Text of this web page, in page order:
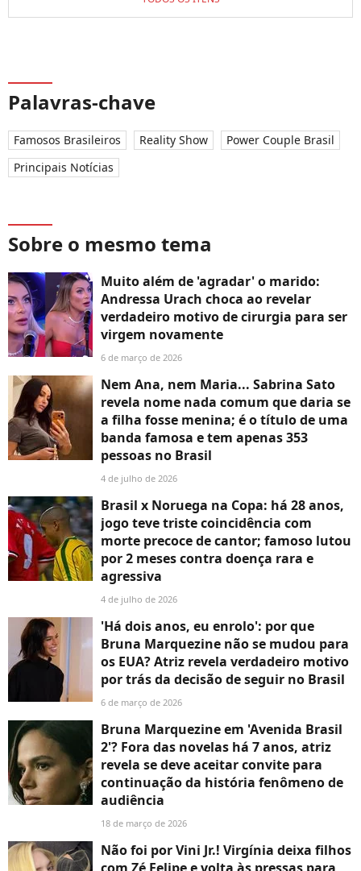
Palavras-chave
Famosos Brasileiros Reality Show
Power Couple Brasil
Principais Notícias
Sobre o mesmo tema
Muito além de 'agradar' o marido:
Andressa Urach choca ao revelar
verdadeiro motivo de cirurgia para ser
virgem novamente
6 de março de 2026
Nem Ana, nem Maria... Sabrina Sato
revela nome nada comum que daria se
a filha fosse menina; é o título de uma
banda famosa e tem apenas 353
pessoas no Brasil
4 de julho de 2026
Brasil x Noruega na Copa: há 28 anos,
jogo teve triste coincidência com
morte precoce de cantor; famoso lutou
por 2 meses contra doença rara e
agressiva
4 de julho de 2026
'Há dois anos, eu enrolo': por que
Bruna Marquezine não se mudou para
os EUA? Atriz revela verdadeiro motivo
por trás da decisão de seguir no Brasil
6 de março de 2026
Bruna Marquezine em 'Avenida Brasil
2'? Fora das novelas há 7 anos, atriz
revela se deve aceitar convite para
continuação da história fenômeno de
audiência
18 de março de 2026
Não foi por Vini Jr.! Virgínia deixa filhos